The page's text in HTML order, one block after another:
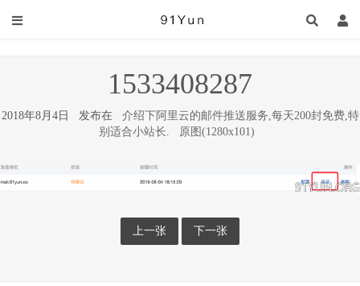
1533408287
2018年8月4日 发布在 介绍下阿里云的邮件推送服务,每天200封免费,特
别适合小站长.
原图(1280x101)
上一张 下一张